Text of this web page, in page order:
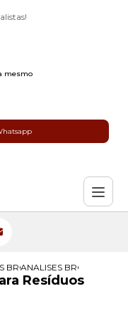
mesmo
BROMATOLOGICAS PARA
ANALISES
Resíduos